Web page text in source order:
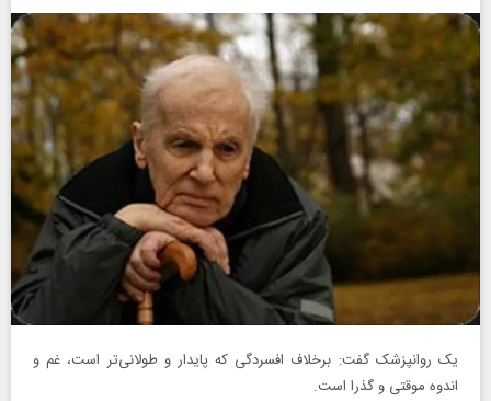
یک روانپزشک گفت: برخلاف افسردگی که پایدار و طولانی‌تر است، غم و
اندوه موقتی و گذرا است.